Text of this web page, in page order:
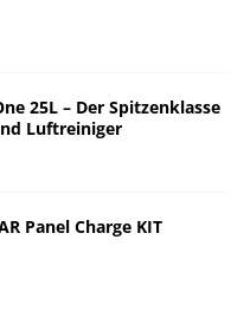
25L – Der Spitzenklasse
Luftreiniger
Panel Charge KIT